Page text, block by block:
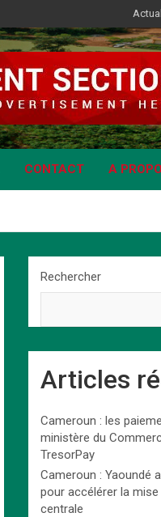
CONTACT A
Rechercher
Articles
Cameroun : les
ministère du
TresorPay
Cameroun : Yaoundé
pour accélérer la
centrale